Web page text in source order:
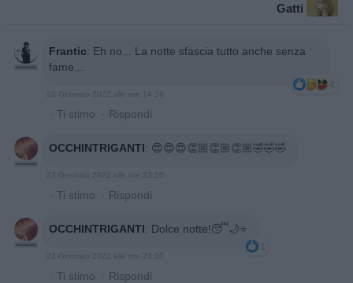
Gatti
Frantic: Eh no... La notte sfascia tutto anche senza
fame...
4
23 Gennaio 2022 alle ore 14:16
· Ti stimo · Rispondi
OCCHINTRIGANTI: 😍😍😍👏🏼👏🏼👏🏼🤣🤣🤣
23 Gennaio 2022 alle ore 23:10
· Ti stimo · Rispondi
OCCHINTRIGANTI: Dolce notte!😴🌙⭐
1
23 Gennaio 2022 alle ore 23:10
· Ti stimo · Rispondi